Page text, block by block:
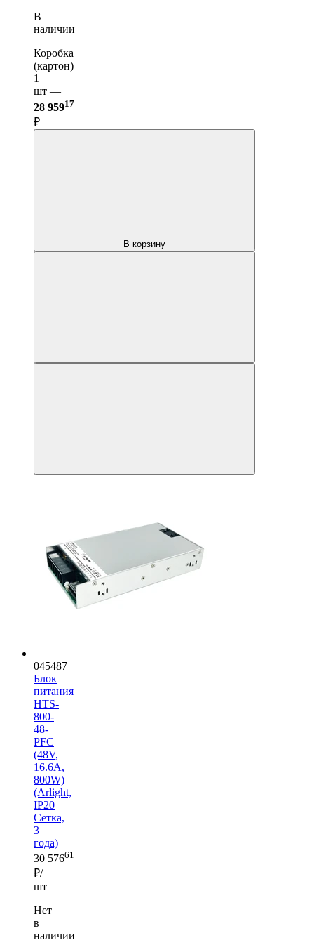
В
наличии
Коробка
(картон)
1
шт —
28 95917
₽
В корзину
045487
Блок
питания
HTS-
800-
48-
PFC
(48V,
16.6A,
800W)
(Arlight,
IP20
Сетка,
3
года)
30 57661
₽/
шт
Нет
в
наличии